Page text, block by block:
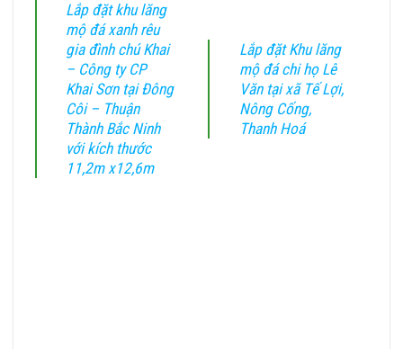
Lắp đặt khu lăng
mộ đá xanh rêu
gia đình chú Khai
– Công ty CP
Khai Sơn tại Đông
Côi – Thuận
Thành Bắc Ninh
với kích thước
11,2m x12,6m
Lắp đặt Khu lăng
mộ đá chi họ Lê
Văn tại xã Tế Lợi,
Nông Cống,
Thanh Hoá